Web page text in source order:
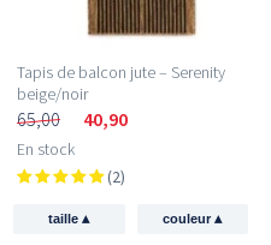
Tapis de balcon jute – Serenity
beige/noir
65,00 40,90
En stock
(2)
taille▴ couleur▴